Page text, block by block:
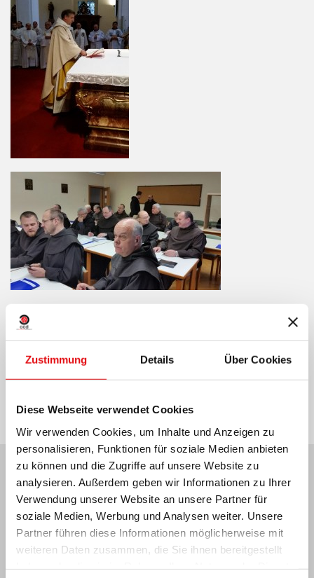
Zustimmung Details Über Cookies
Diese Webseite verwendet Cookies
Wir verwenden Cookies, um Inhalte und Anzeigen zu
personalisieren, Funktionen für soziale Medien anbieten
zu können und die Zugriffe auf unsere Website zu
analysieren. Außerdem geben wir Informationen zu Ihrer
Verwendung unserer Website an unsere Partner für
soziale Medien, Werbung und Analysen weiter. Unsere
Partner führen diese Informationen möglicherweise mit
weiteren Daten zusammen, die Sie ihnen bereitgestellt
Teilen auf:
Neuesten Nachrichten:
MEXIKO: OCD-PLENARVERSAMMLUNG